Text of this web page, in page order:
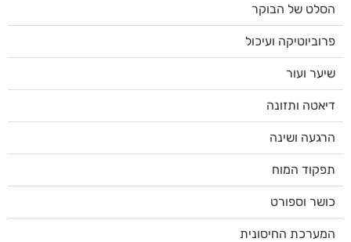
הסלט של הבוקר
פרוביוטיקה ועיכול
שיער ועור
דיאטה ותזונה
הרגעה ושינה
תפקוד המוח
כושר וספורט
המערכת החיסונית